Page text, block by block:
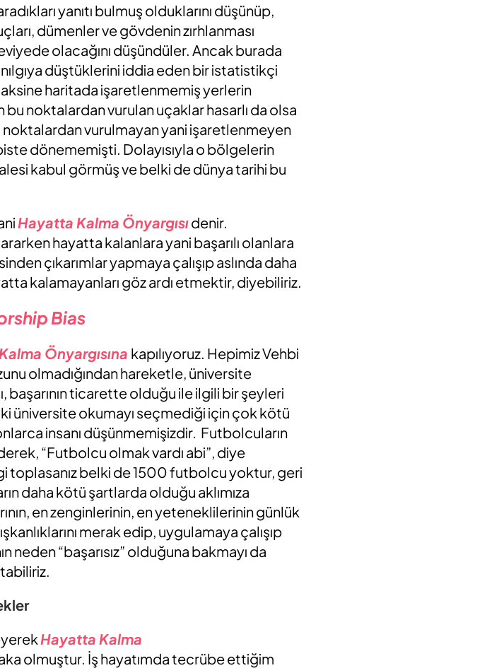
yanıtı bulmuş olduklarını düşünüp,
dümenler ve gövdenin zırhlanması
olacağını düşündüler. Ancak burada
düştüklerini iddia eden bir istatistikçi
haritada işaretlenmemiş yerlerin
bu noktalardan vurulan uçaklar hasarlı da olsa
vurulmayan yani işaretlenmeyen
dönememişti. Dolayısıyla o bölgelerin
kabul görmüş ve belki de dünya tarihi bu
Hayatta Kalma Önyargısıdenir.
hayatta kalanlara yani başarılı olanlara
çıkarımlar yapmaya çalışıp aslında daha
kalamayanları göz ardı etmektir, diyebiliriz.
Bias
Önyargısına kapılıyoruz. Hepimiz Vehbi
olmadığından hareketle, üniversite
başarının ticarette olduğu ile ilgili bir şeyleri
üniversite okumayı seçmediği için çok kötü
insanı düşünmemişizdir. Futbolcuların
“Futbolcu olmak vardı abi”, diye
toplasanız belki de 1500 futbolcu yoktur, geri
daha kötü şartlarda olduğu aklımıza
en zenginlerinin, en yeteneklilerinin günlük
merak edip, uygulamaya çalışıp
neden “başarısız” olduğuna bakmayı da
Hayatta Kalma
olmuştur. İş hayatımda tecrübe ettiğim